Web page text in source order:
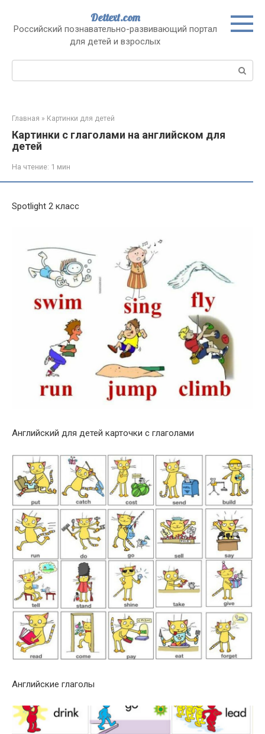
контенту
Dettext.com
Российский познавательно-развивающий портал
для детей и взрослых
Поиск:
Главная » Картинки для детей
Картинки с глаголами на английском для
детей
На чтение: 1 мин
Spotlight 2 класс
Английский для детей карточки с глаголами
Английские глаголы